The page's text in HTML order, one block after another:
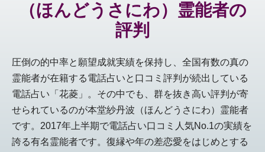
（ほんどうさにわ）霊能者の
評判
圧倒の的中率と願望成就実績を保持し、全国有数の真の
霊能者が在籍する電話占いと口コミ評判が続出している
電話占い「花菱」。その中でも、群を抜き高い評判が寄
せられているのが本堂紗丹波（ほんどうさにわ）霊能者
です。2017年上半期で電話占い口コミ人気No.1の実績を
誇る有名霊能者です。復縁や年の差恋愛をはじめとする